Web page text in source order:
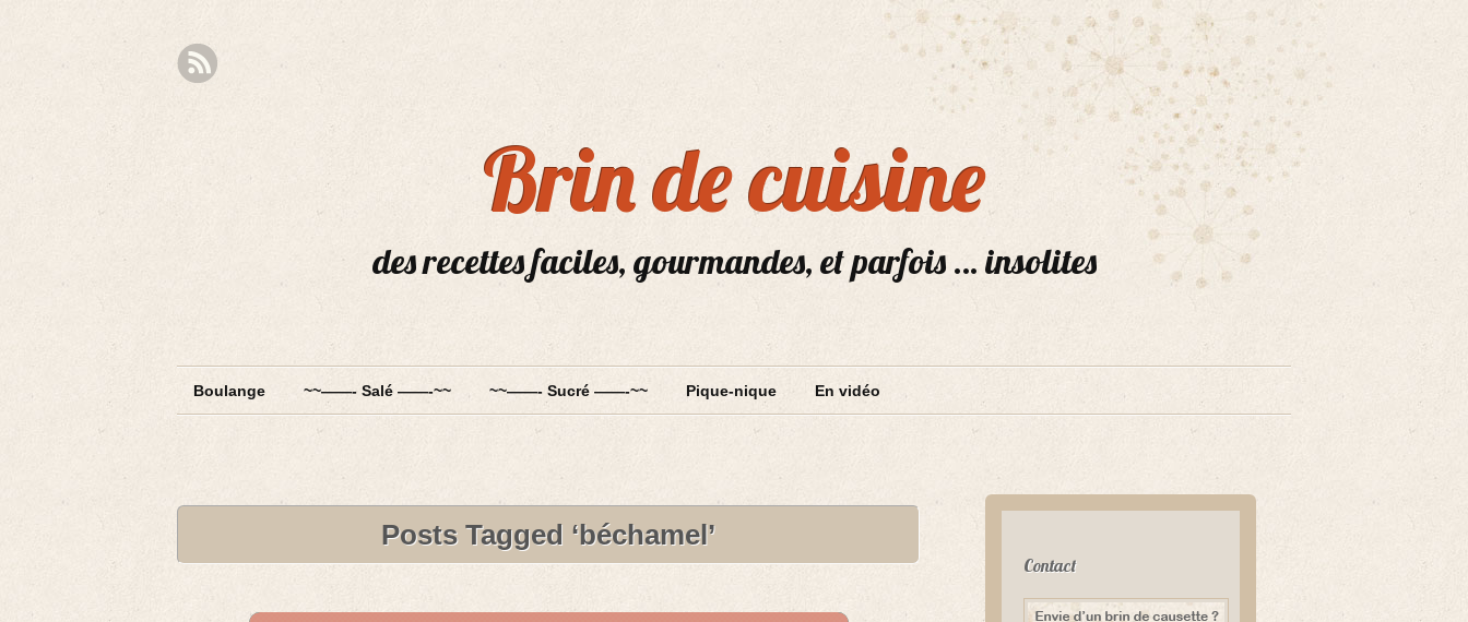
Brin de cuisine
des recettes faciles, gourmandes, et parfois … insolites
Boulange ~~——- Salé ——-~~ ~~——- Sucré ——-~~ Pique-nique En vidéo
Posts Tagged ‘béchamel’
Contact